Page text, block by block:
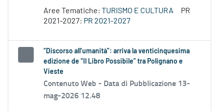
Aree Tematiche: TURISMO E CULTURA
PR
2021-2027: PR 2021-2027
“Discorso all’umanità”: arriva la venticinquesima
edizione de “Il Libro Possibile” tra Polignano e
Vieste
Contenuto Web - Data di Pubblicazione 13-
mag-2026 12.48